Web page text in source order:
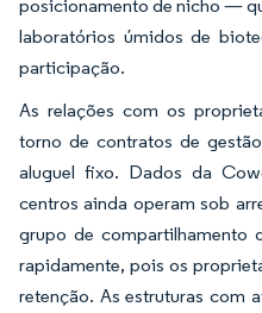
posicionamento de nicho —
laboratórios úmidos de
participação.
As relações com os
torno de contratos de
aluguel fixo. Dados da
centros ainda operam sob
grupo de compartilhamento
rapidamente, pois os
retenção. As estruturas com